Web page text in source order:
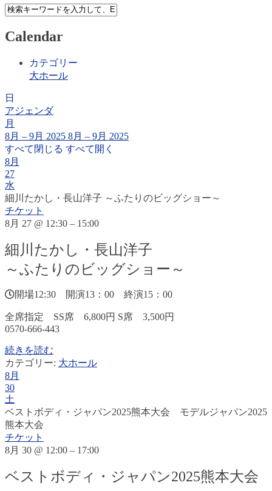
Calendar
カテゴリー
大ホール
日
アジェンダ
月
8月 – 9月 2025 8月 – 9月 2025
すべて閉じる すべて開く
8月
27
水
細川たかし・長山洋子 ～ふたりのビッグショー～
チケット
8月 27 @ 12:30 – 15:00
細川たかし・長山洋子
～ふたりのビッグショー～
開場12:30 開演13：00 終演15：00
全席指定 SS席 6,800円 S席 3,500円
0570-666-443
続きを読む
カテゴリー: 大ホール
8月
30
土
ベストボディ・ジャパン2025熊本大会 モデルジャパン2025
熊本大会
チケット
8月 30 @ 12:00 – 17:00
ベストボディ・ジャパン2025熊本大会